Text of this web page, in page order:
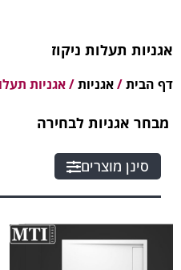
אגניות תעלות ניקוז
דף הבית/אגניות/אגניות
מבחר אגניות לבחירה
סינן מוצרים